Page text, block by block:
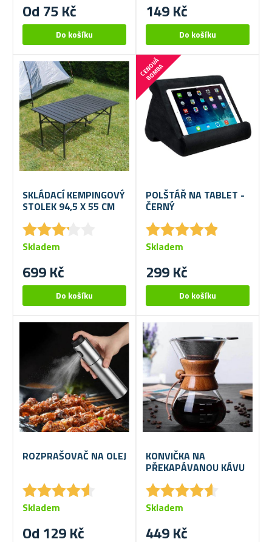
Od 75 Kč 149 Kč
SKLÁDACÍ KEMPINGOVÝ
STOLEK 94,5 X 55 CM
★★★★
★★★★
699 Kč
Skladem
C
E
N
O
V
Á
B
O
M
B
A
POLŠTÁŘ NA TABLET -
ČERNÝ
★★★★★
★★★★★
299 Kč
Skladem
ROZPRAŠOVAČ NA OLEJ
★★★★★
★★★★★
Od 129 Kč
Skladem
KONVIČKA NA
PŘEKAPÁVANOU KÁVU
★★★★★
★★★★★
449 Kč
Skladem